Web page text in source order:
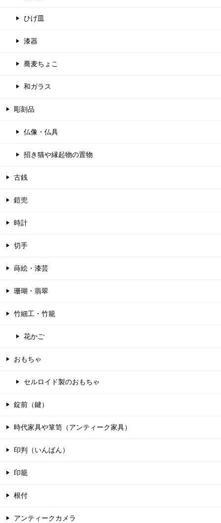
ひげ皿
漆器
蕎麦ちょこ
和ガラス
彫刻品
仏像・仏具
招き猫や縁起物の置物
古銭
鎧兜
時計
切手
蒔絵・漆芸
珊瑚・翡翠
竹細工・竹籠
花かご
おもちゃ
セルロイド製のおもちゃ
錠前（鍵）
時代家具や箪笥（アンティーク家具）
印判（いんばん）
印籠
根付
アンティークカメラ